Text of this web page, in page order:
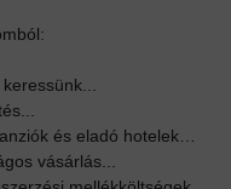
és eladó hotelek…
vásárlás...